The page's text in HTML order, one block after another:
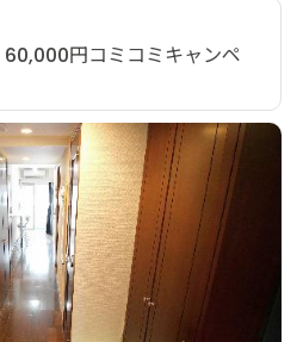
円コミコミキャンペ